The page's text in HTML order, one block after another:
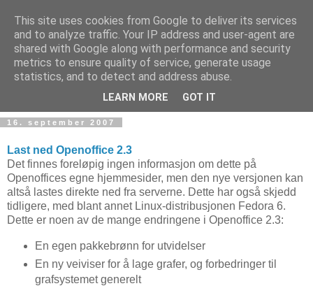
Teknologinyheter
16. september 2007
Last ned Openoffice 2.3
Det finnes foreløpig ingen informasjon om dette på
Openoffices egne hjemmesider, men den nye versjonen kan
altså lastes direkte ned fra serverne. Dette har også skjedd
tidligere, med blant annet Linux-distribusjonen Fedora 6.
Dette er noen av de mange endringene i Openoffice 2.3:
En egen pakkebrønn for utvidelser
En ny veiviser for å lage grafer, og forbedringer til
grafsystemet generelt
This site uses cookies from Google to deliver its services
and to analyze traffic. Your IP address and user-agent are
shared with Google along with performance and security
metrics to ensure quality of service, generate usage
statistics, and to detect and address abuse.
LEARN MORE GOT IT